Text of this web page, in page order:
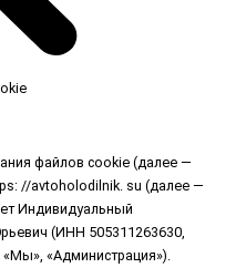
файлов cookie (далее —
//avtoholodilnik. su (далее —
Индивидуальный
(ИНН 505311263630,
«Администрация»).